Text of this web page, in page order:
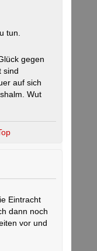
tun.
gegen
sind
auf sich
Wut
Eintracht
dann noch
vor und